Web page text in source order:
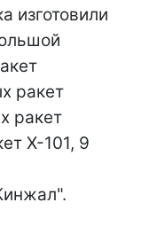
изготовили
ракет
ракет
Х-101, 9